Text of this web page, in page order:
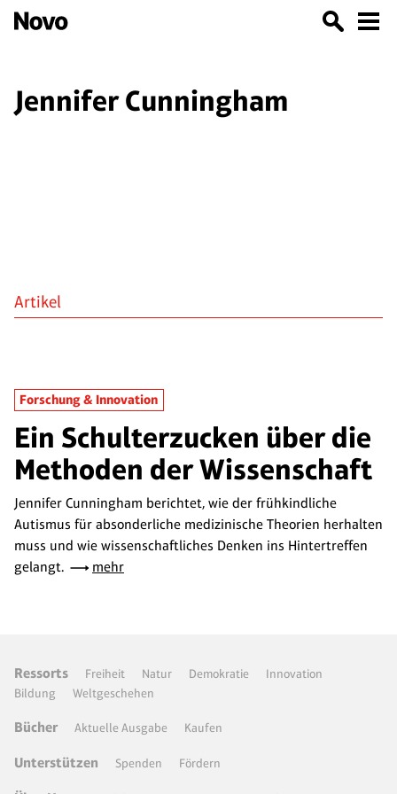
Jennifer Cunningham
Artikel
Forschung & Innovation
Ein Schulterzucken über die
Methoden der Wissenschaft
Jennifer Cunningham berichtet, wie der frühkindliche
Autismus für absonderliche medizinische Theorien herhalten
muss und wie wissenschaftliches Denken ins Hintertreffen
gelangt.
mehr
Ressorts Freiheit Natur Demokratie
Innovation
Bildung
Weltgeschehen
Bücher Aktuelle Ausgabe Kaufen
Unterstützen Spenden Fördern